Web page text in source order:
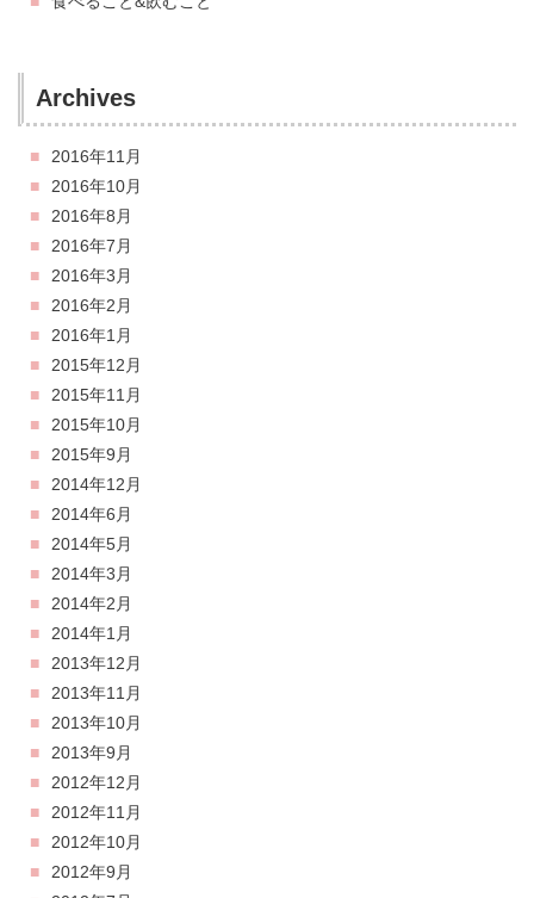
Archives
2016年11月
2016年10月
2016年8月
2016年7月
2016年3月
2016年2月
2016年1月
2015年12月
2015年11月
2015年10月
2015年9月
2014年12月
2014年6月
2014年5月
2014年3月
2014年2月
2014年1月
2013年12月
2013年11月
2013年10月
2013年9月
2012年12月
2012年11月
2012年10月
2012年9月